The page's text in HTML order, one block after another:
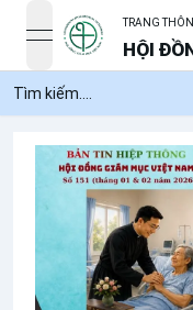
open navigation menu
TRANG
HỘI